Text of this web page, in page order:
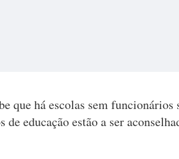
que há escolas sem funcionários
de educação estão a ser